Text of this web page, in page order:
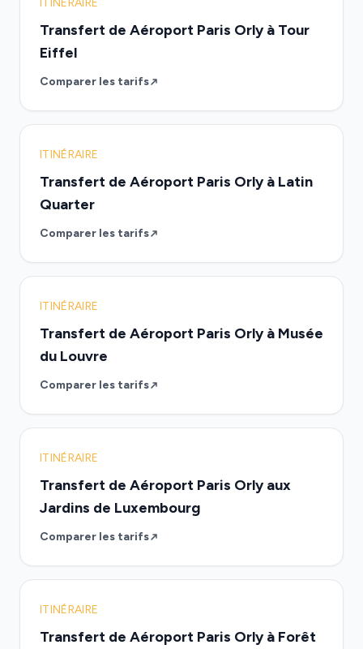
ITINÉRAIRE
Transfert de Aéroport Paris Orly à Tour
Eiffel
Comparer les tarifs
ITINÉRAIRE
Transfert de Aéroport Paris Orly à Latin
Quarter
Comparer les tarifs
ITINÉRAIRE
Transfert de Aéroport Paris Orly à Musée
du Louvre
Comparer les tarifs
ITINÉRAIRE
Transfert de Aéroport Paris Orly aux
Jardins de Luxembourg
Comparer les tarifs
ITINÉRAIRE
Transfert de Aéroport Paris Orly à Forêt